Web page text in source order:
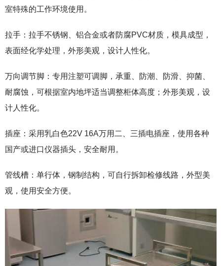
室特殊的工作环境使用。
拉手：拉手不锈钢、铝合金或者防腐PVC材质，模具成型，
表面经化学处理，外形美观，设计人性化。
万向调节脚：专用注塑可调脚，承重、防潮、防滑、抑菌、
耐腐蚀，可根据室内地坪适当调整柜体高度；外形美观，设
计人性化。
插座：采用乳白色22V 16A万用二、三插电插座，使用各种
国产或进口仪器插头，安全耐用。
管线槽：单行体，钢制结构，可自行拆卸检修线路，外型美
观，使用安全方便。